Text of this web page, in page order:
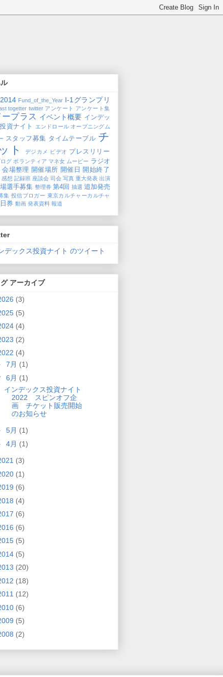
2014 Fund_of_the_Year I-1グランプリ
togetter twitter アンケート
アンケート集
ープラス イベント概要 インデッ
資ナイト
エンドロール オープニングム
スタッフ募集 タイムテーブル チ
ト
デジカメ ビデオ プレスリリー
ログ ボランティア マネ女 ムービー ラジオ
会場整理 開催場所 開催日 開始終了
感想 記録班 座談会 司会 写真 重大発表 出演
選手募集 整理券 第4回 抽選 追加発売
集 投信ブロガー 東京カルチャーカルチャ
券 動画 発表資料 報道
デックス投資ナイト のツイート
アーカイブ
(3)
(5)
(4)
(2)
(4)
7月 (1)
6月 (1)
インデックス投資ナイト
2022 スピンオフ企
画 チケット販売開始
のお知らせ
5月 (1)
4月 (1)
(3)
(1)
(6)
(4)
(6)
(6)
(5)
(5)
(20)
(18)
(12)
(6)
(5)
(2)